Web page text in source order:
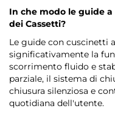
In che modo le guide
dei Cassetti?
Le guide con cuscinetti
significativamente la
scorrimento fluido e
parziale, il sistema di
chiusura silenziosa e
quotidiana dell'utente.